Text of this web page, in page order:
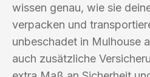
wissen genau, wie sie
verpacken und
unbeschadet in Mulhouse
auch zusätzliche